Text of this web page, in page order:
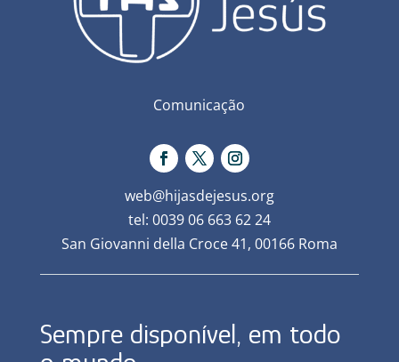
Comunicação
web@hijasdejesus.org
tel: 0039 06 663 62 24
San Giovanni della Croce 41, 00166 Roma
Sempre disponível, em todo